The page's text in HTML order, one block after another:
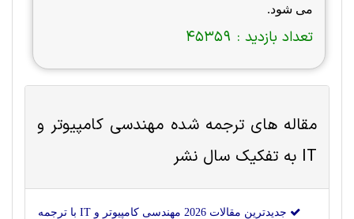
می شود.
تعداد بازدید : 45359
مقاله های ترجمه شده مهندسی کامپیوتر و
IT به تفکیک سال نشر
جدیدترین مقالات 2026 مهندسی کامپیوتر و IT با ترجمه